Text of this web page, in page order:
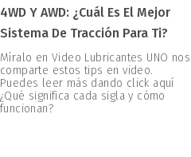
4WD Y AWD: ¿Cuál Es El Mejor
Sistema De Tracción Para Ti?
Míralo en Video Lubricantes UNO nos
comparte estos tips en video.
Puedes leer más dando click aquí
¿Qué significa cada sigla y cómo
funcionan?